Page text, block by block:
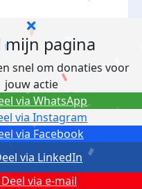
mijn pagina
snel om donaties voor
jouw actie
via Facebook
via Instagram
via e-mail
via LinkedIn
via WhatsApp